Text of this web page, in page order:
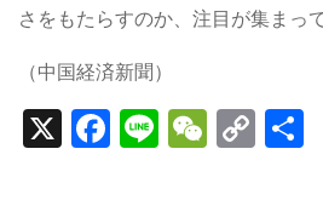
さをもたらすのか、注目が集まって
（中国経済新聞）
X F
a
Li
n
W
e
C
o